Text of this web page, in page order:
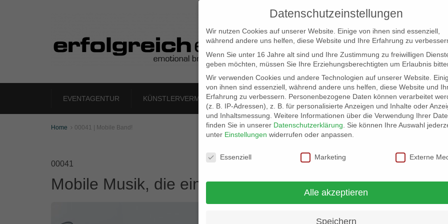
EVENTAGENTUR KÜNSTLERVERMITTLUNG LOCATION SCOUT ELB-LOCATION: PANORAMA
Home  00041 | Mobile Band!
00041
Mobile Musik, die einen Schritt weitergeht
Datenschutzeinstellungen
Wir nutzen Cookies auf unserer Website. Einige von ihnen sind essenziell,
während andere uns helfen, diese Website und Ihre Erfahrung zu
Wenn Sie unter 16 Jahre alt sind und Ihre Zustimmung zu freiwilligen
geben möchten, müssen Sie Ihre Erziehungsberechtigten um Erlaubnis
Wir verwenden Cookies und andere Technologien auf unserer Website.
von ihnen sind essenziell, während andere uns helfen, diese Website und
Erfahrung zu verbessern.
Personenbezogene Daten können verarbeitet
(z. B. IP-Adressen), z. B. für personalisierte Anzeigen und Inhalte oder
und Inhaltsmessung. Weitere Informationen über die Verwendung Ihrer
finden Sie in unserer Datenschutzerklärung
Sie können Ihre Auswahl
unter Einstellungen widerrufen oder anpassen.
Datenschutzeinstellungen
Essenziell Marketing Externe
Alle akzeptieren
Speichern